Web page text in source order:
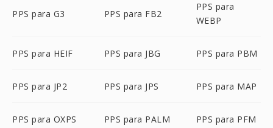
PPS para G3 PPS para FB2
PPS para
WEBP
PPS para HEIF PPS para JBG PPS para PBM
PPS para JP2 PPS para JPS PPS para MAP
PPS para OXPS PPS para PALM PPS para PFM